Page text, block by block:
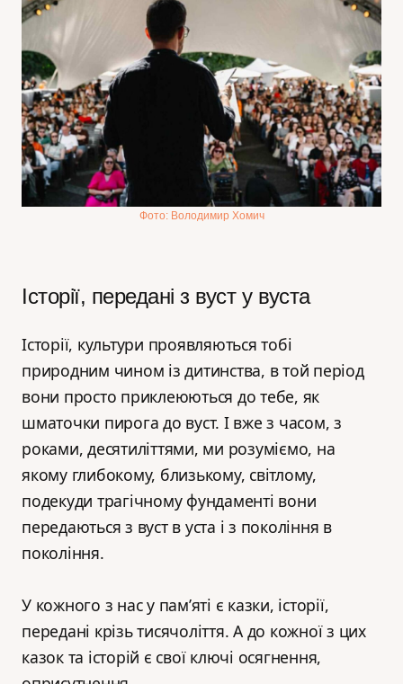
Фото: Володимир Хомич
Історії, передані з вуст у вуста
Історії, культури проявляються тобі
природним чином із дитинства, в той період
вони просто приклеюються до тебе, як
шматочки пирога до вуст. І вже з часом, з
роками, десятиліттями, ми розуміємо, на
якому глибокому, близькому, світлому,
подекуди трагічному фундаменті вони
передаються з вуст в уста і з покоління в
покоління.
У кожного з нас у пам’яті є казки, історії,
передані крізь тисячоліття. А до кожної з цих
казок та історій є свої ключі осягнення,